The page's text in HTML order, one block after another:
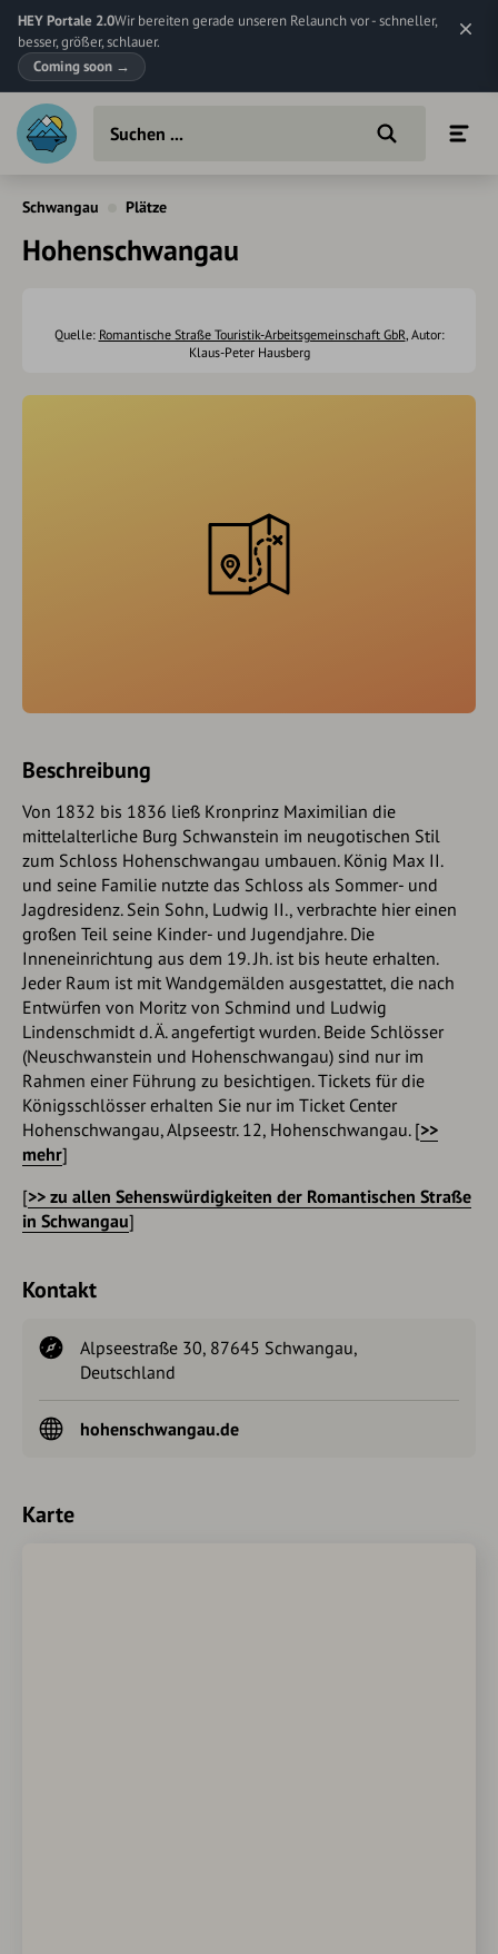
HEY Portale 2.0Wir bereiten gerade unseren Relaunch vor - schneller,
besser, größer, schlauer.
Coming soon →
Schwangau Plätze
Hohenschwangau
Quelle: Romantische Straße Touristik-Arbeitsgemeinschaft GbR, Autor:
Klaus-Peter Hausberg
Beschreibung
Von 1832 bis 1836 ließ Kronprinz Maximilian die
mittelalterliche Burg Schwanstein im neugotischen Stil
zum Schloss Hohenschwangau umbauen. König Max II.
und seine Familie nutzte das Schloss als Sommer- und
Jagdresidenz. Sein Sohn, Ludwig II., verbrachte hier einen
großen Teil seine Kinder- und Jugendjahre. Die
Inneneinrichtung aus dem 19. Jh. ist bis heute erhalten.
Jeder Raum ist mit Wandgemälden ausgestattet, die nach
Entwürfen von Moritz von Schmind und Ludwig
Lindenschmidt d. Ä. angefertigt wurden. Beide Schlösser
(Neuschwanstein und Hohenschwangau) sind nur im
Rahmen einer Führung zu besichtigen. Tickets für die
Königsschlösser erhalten Sie nur im Ticket Center
Hohenschwangau, Alpseestr. 12, Hohenschwangau. [>>
mehr]
[>> zu allen Sehenswürdigkeiten der Romantischen Straße
in Schwangau]
Kontakt
Alpseestraße 30, 87645 Schwangau,
Deutschland
hohenschwangau.de
Karte